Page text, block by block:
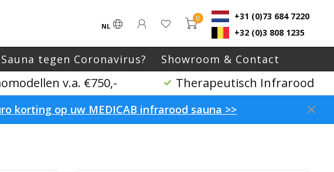
NL
0
+31 (0)73 684 7220
+32 (0)3 808 1235
Sauna tegen Coronavirus? Showroom & Contact
v.a. €750,- Therapeutisch Infrarood
korting op uw MEDICAB infrarood sauna >>